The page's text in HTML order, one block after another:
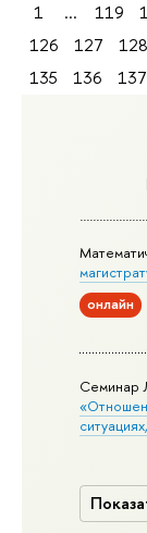
онлайн
Семинар
1 ... 119
126
127 128
135
136 137